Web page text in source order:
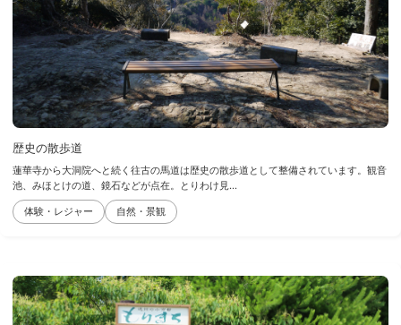
歴史の散歩道
蓮華寺から大洞院へと続く往古の馬道は歴史の散歩道として整備されています。観音
池、みほとけの道、鏡石などが点在。とりわけ見...
体験・レジャー 自然・景観